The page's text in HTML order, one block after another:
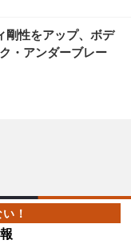
剛性をアップ、ボデ
・アンダーブレー